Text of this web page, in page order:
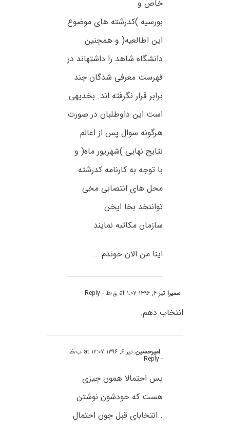
خاص و
بورسیه )کدرشته های موضوع
این اطالعیه( و همچنین
دانشگاه شاهد را داشتهاند در
فهرست معرفی شدگان چند
برابر قرار نگرفته اند. بخدیهی
است این داوطلبان در صورت
هرگونه سوال پس از اعالم
نتایج نهایی )شهریور ماه( و
با توجه به کارنامه کدرشته
محل های انتصابی مخی
تواننخد بخا ایخن
سازمان مکاتبه نمایند
اینا من الان خوندم …
سمیراتیر ۶, ۱۳۹۶ at ۱:۰۷ ق٫ظ - Reply
انتخاب دهم.
امیرحسین تیر ۶, ۱۳۹۶ at ۱۲:۰۷ ب٫ظ
- Reply
پس احتمالا همون چیزی
هست که خودشون نوشتن
..انتخابای قبل چون احتمال